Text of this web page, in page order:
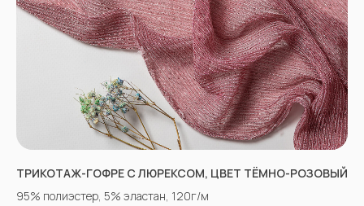
ТРИКОТАЖ-ГОФРЕ С ЛЮРЕКСОМ, ЦВЕТ ТЁМНО-РОЗОВЫЙ
95% полиэстер, 5% эластан, 120г/м
Оптово-розничный